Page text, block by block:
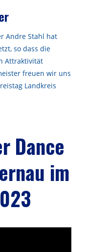
Andre Stahl hat
so dass die
Attraktivität
freuen wir uns
Landkreis
Dance
im